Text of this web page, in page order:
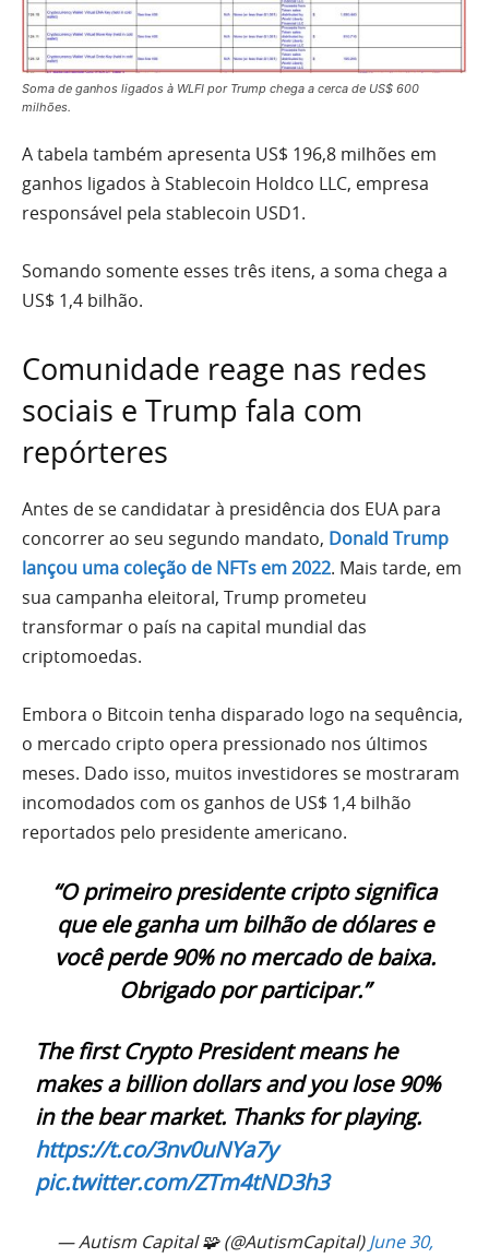
Soma de ganhos ligados à WLFI por Trump chega a cerca de US$ 600
milhões.
A tabela também apresenta US$ 196,8 milhões em
ganhos ligados à Stablecoin Holdco LLC, empresa
responsável pela stablecoin USD1.
Somando somente esses três itens, a soma chega a
US$ 1,4 bilhão.
Comunidade reage nas redes
sociais e Trump fala com
repórteres
Antes de se candidatar à presidência dos EUA para
concorrer ao seu segundo mandato, Donald Trump
lançou uma coleção de NFTs em 2022. Mais tarde, em
sua campanha eleitoral, Trump prometeu
transformar o país na capital mundial das
criptomoedas.
Embora o Bitcoin tenha disparado logo na sequência,
o mercado cripto opera pressionado nos últimos
meses. Dado isso, muitos investidores se mostraram
incomodados com os ganhos de US$ 1,4 bilhão
reportados pelo presidente americano.
“O primeiro presidente cripto significa
que ele ganha um bilhão de dólares e
você perde 90% no mercado de baixa.
Obrigado por participar.”
The first Crypto President means he
makes a billion dollars and you lose 90%
in the bear market. Thanks for playing.
https://t.co/3nv0uNYa7y
pic.twitter.com/ZTm4tND3h3
— Autism Capital 🧩 (@AutismCapital)June 30,